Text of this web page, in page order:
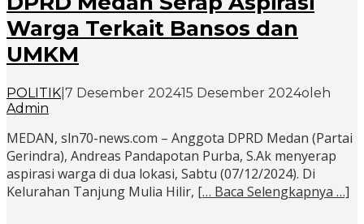
Warga Terkait Bansos dan
UMKM
POLITIK 7 Desember 202415 Desember 2024oleh
Admin
MEDAN, sln70-news.com – Anggota DPRD Medan (Partai
Gerindra), Andreas Pandapotan Purba, S.Ak menyerap
aspirasi warga di dua lokasi, Sabtu (07/12/2024). Di
Kelurahan Tanjung Mulia Hilir, [… Baca Selengkapnya …]